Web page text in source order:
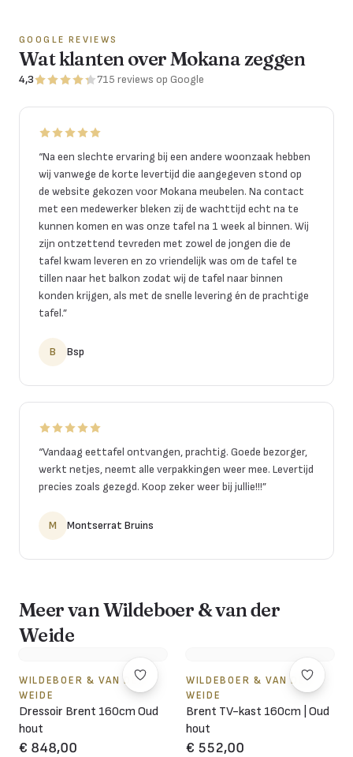
GOOGLE REVIEWS
Wat klanten over Mokana zeggen
4,3 715 reviews op Google
“Na een slechte ervaring bij een andere woonzaak hebben
wij vanwege de korte levertijd die aangegeven stond op
de website gekozen voor Mokana meubelen. Na contact
met een medewerker bleken zij de wachttijd echt na te
kunnen komen en was onze tafel na 1 week al binnen. Wij
zijn ontzettend tevreden met zowel de jongen die de
tafel kwam leveren en zo vriendelijk was om de tafel te
tillen naar het balkon zodat wij de tafel naar binnen
konden krijgen, als met de snelle levering én de prachtige
tafel.”
B Bsp
“Vandaag eettafel ontvangen, prachtig. Goede bezorger,
werkt netjes, neemt alle verpakkingen weer mee. Levertijd
precies zoals gezegd. Koop zeker weer bij jullie!!!”
M Montserrat Bruins
Meer van Wildeboer & van der
Weide
WILDEBOER & VAN DER
WEIDE
Dressoir Brent 160cm Oud
hout
€ 848,00
WILDEBOER & VAN DER
WEIDE
Brent TV-kast 160cm | Oud
hout
€ 552,00